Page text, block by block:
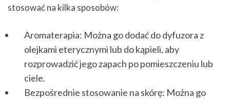
stosować na kilka sposobów:
Aromaterapia: Można go dodać do dyfuzora z
olejkami eterycznymi lub do kąpieli, aby
rozprowadzić jego zapach po pomieszczeniu lub
ciele.
Bezpośrednie stosowanie na skórę: Można go